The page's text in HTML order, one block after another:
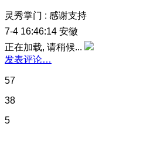
灵秀掌门 : 感谢支持
7-4 16:46:14 安徽
正在加载, 请稍候...
发表评论…
57
38
5